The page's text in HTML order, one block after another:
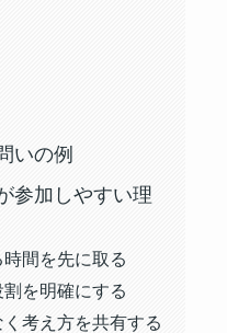
いの例
参加しやすい理
間を先に取る
を明確にする
考え方を共有する